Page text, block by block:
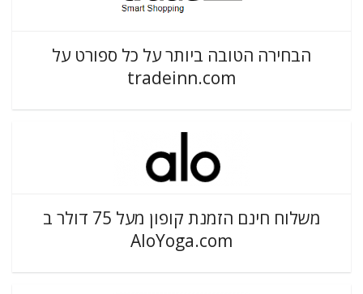
הבחירה הטובה ביותר על כל ספורט על
tradeinn.com
משלוח חינם הזמנת קופון מעל 75 דולר ב
AloYoga.com